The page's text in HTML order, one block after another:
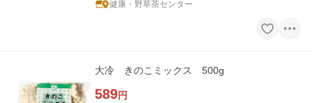
健康・野草茶センター
大冷 きのこミックス 500g
589円